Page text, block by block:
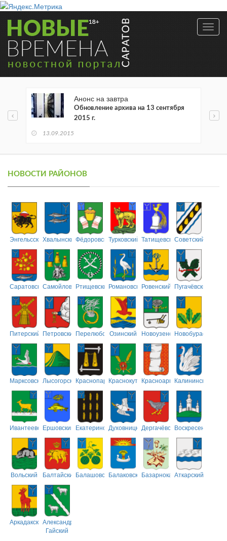
Анонс на завтра
Обновление архива на 13 сентября
2015 г.
13.09.2015
НОВОСТИ РАЙОНОВ
ЭнгельсскийХвалынскийФёдоровскийТурковский ТатищевскийСоветский
СаратовскийСамойловскийРтищевскийРомановскийРовенский Пугачёвский
Питерский ПетровскийПерелюбскийОзинский НовоузенскийНовобурасский
МарксовскийЛысогорскийКраснопартизанский
КраснокутскийКрасноармейский
Калининский
ИвантеевскийЕршовский ЕкатериновскийДуховницкийДергачёвскийВоскресенский
Вольский БалтайскийБалашовскийБалаковскийБазарнокарабулакский
Аткарский
АркадакскийАлександрово-
Гайский